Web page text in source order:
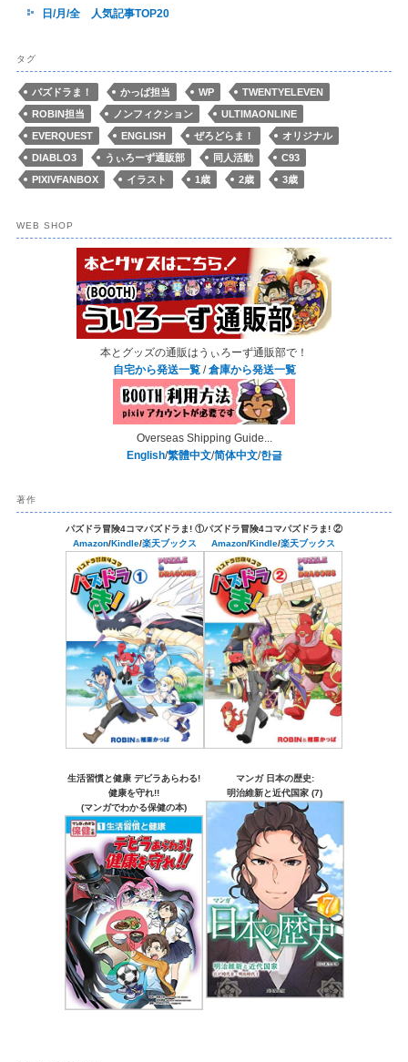
日/月/全 人気記事TOP20
タグ
パズドラま！ かっぱ担当 WP
TWENTYELEVEN
ROBIN担当
ノンフィクション
ULTIMAONLINE
EVERQUEST
ENGLISH ぜろどらま！
オリジナル
DIABLO3
うぃろーず通販部 同人活動
C93
PIXIVFANBOX
イラスト 1歳 2歳 3歳
WEB SHOP
本とグッズの通販はうぃろーず通販部で！
自宅から発送一覧/倉庫から発送一覧
Overseas Shipping Guide...
English/繁體中文/简体中文/한글
著作
パズドラ冒険4コマパズドラま! ①
Amazon/Kindle/楽天ブックス
パズドラ冒険4コマパズドラま! ②
Amazon/Kindle/楽天ブックス
生活習慣と健康 デビラあらわる!
健康を守れ!!
(マンガでわかる保健の本)
マンガ 日本の歴史:
明治維新と近代国家 (7)